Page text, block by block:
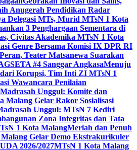
Anugerah Pendidikan Radar
Delegasi MTs, Murid MTsN 1 Kota
3 Penghargaan Sementara di
Civitas Akademika MTsN 1 Kota
Genre Bersama Komisi IX DPR RI
Teater Matsanewa Suarakan
#4 Sanggar AngkasaMenuju
Korupsi, Tim Inti ZI MTsN 1
Wawancara Penilaian
Unggul: Komite dan
Malang Gelar Rakor Sosialisasi
Unggul: MTsN 7 Kediri
Zona Integritas dan Tata
1 Kota MalangMeriah dan Penuh
Malang Gelar Demo Ekstrakurikuler
2026/2027MTsN 1 Kota Malang